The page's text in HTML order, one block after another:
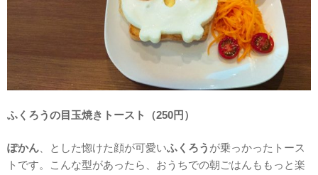
ふくろうの目玉焼きトースト（250円）
ぽかん 、とした惚けた顔が可愛いふくろう が乗っかったトース
トです。こんな型があったら、おうちでの朝ごはんももっと楽